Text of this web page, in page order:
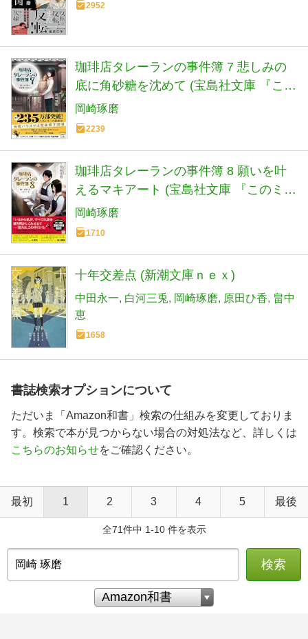
2952
珈琲店タレーランの事件簿 7 悲しみの
底に角砂糖を沈めて (宝島社文庫 『この
ミス』大賞シリーズ)
岡崎琢磨
2239
珈琲店タレーランの事件簿 8 願いを叶
えるマキアート (宝島社文庫 『このミ
ス』大賞シリーズ)
岡崎琢磨
1710
十年交差点 (新潮文庫ｎｅｘ)
中田永一 白河三兎 岡崎琢磨 原田ひ香
畠中
恵
1658
書誌検索オプションについて
ただいま「Amazon和書」検索の仕組みを変更しておりま
す。検索で本が見つからない場合の対処法など、詳しくは
こちらのお知らせをご確認ください。
最初 1 2 3 4 5 最後
全71件中 1-10 件を表示
検索